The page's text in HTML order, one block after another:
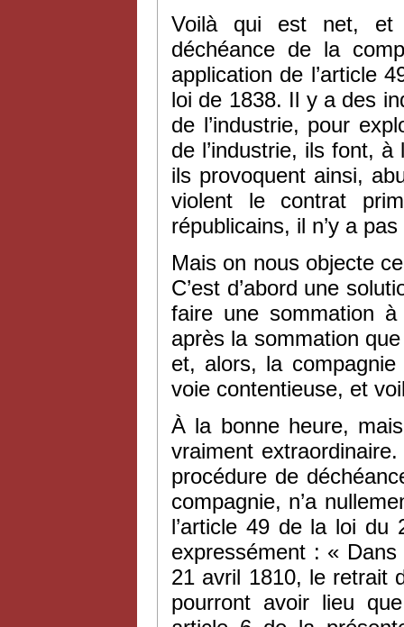
Voilà qui est net, et
déchéance de la
application de l’article
loi de 1838. Il y a des
de l’industrie, pour
de l’industrie, ils font,
ils provoquent ainsi,
violent le contrat
républicains, il n’y a
Mais on nous objecte
C’est d’abord une
faire une sommation
après la sommation
et, alors, la
voie contentieuse, et
À la bonne heure,
vraiment
procédure de
compagnie, n’a
l’article 49 de la loi du
expressément : «
21 avril 1810, le retrait
pourront avoir lieu